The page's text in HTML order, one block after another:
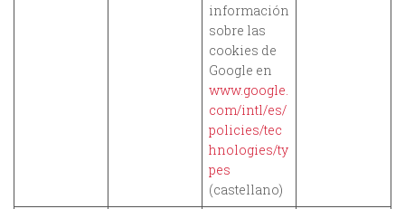
información
sobre las
cookies de
Google en
www.google.
com/intl/es/
policies/tec
hnologies/ty
pes
(castellano)